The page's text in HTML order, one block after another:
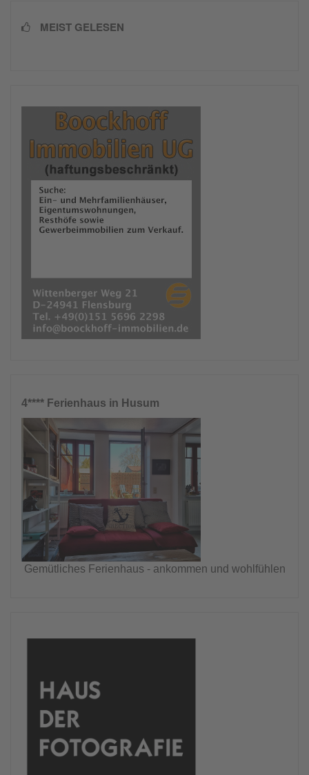
MEIST GELESEN
4**** Ferienhaus in Husum
Gemütliches Ferienhaus - ankommen und wohlfühlen